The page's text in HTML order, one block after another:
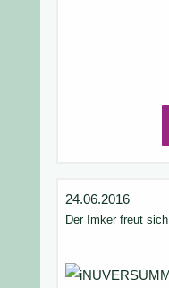
24.06.2016
Der Imker freut sich